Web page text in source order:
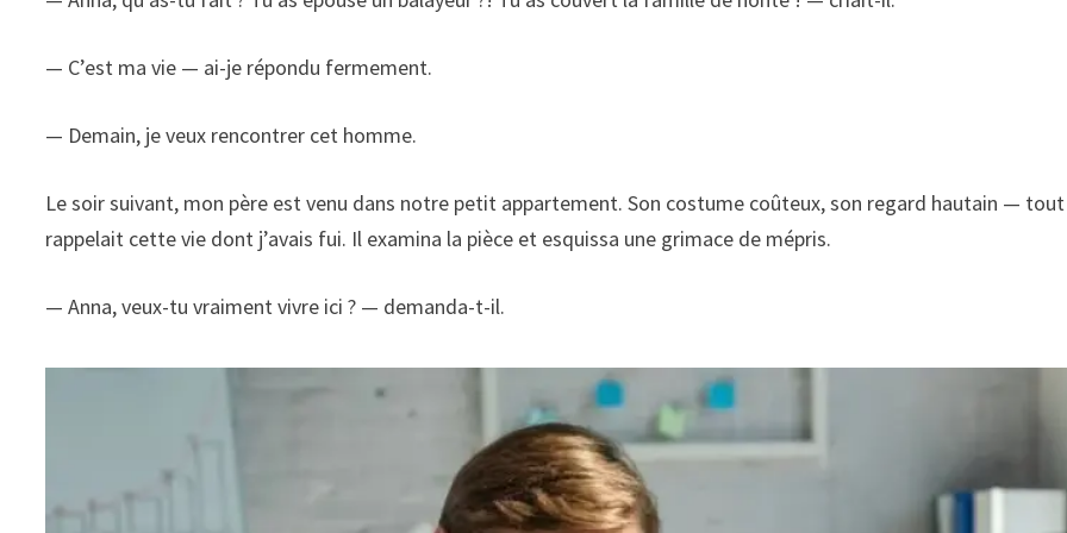
— C’est ma vie — ai-je répondu fermement.
— Demain, je veux rencontrer cet homme.
Le soir suivant, mon père est venu dans notre petit appartement. Son costume coûteux, son regard hautain —
rappelait cette vie dont j’avais fui. Il examina la pièce et esquissa une grimace de mépris.
— Anna, veux-tu vraiment vivre ici ? — demanda-t-il.